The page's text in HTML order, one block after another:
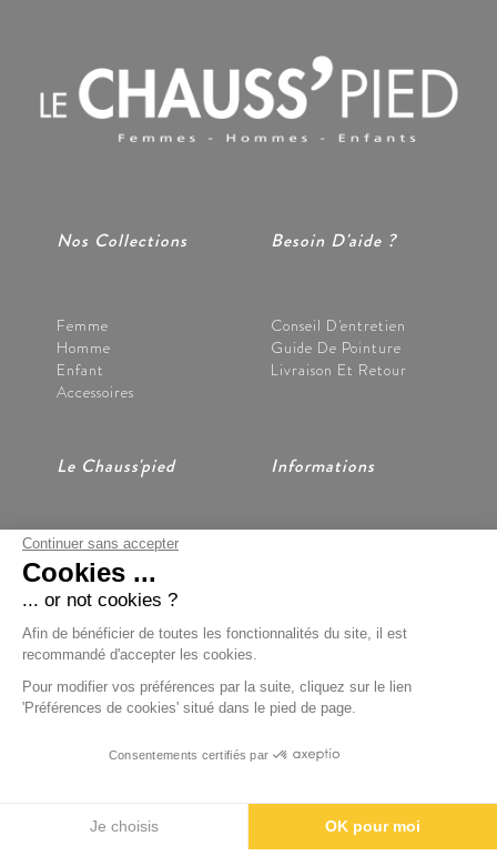
Nos Collections
Femme
Homme
Enfant
Accessoires
Besoin D'aide ?
Conseil D'entretien
Guide De Pointure
Livraison Et Retour
Le Chauss'pied
Nos Magasins
Notre Histoire
Nous Contacter
Informations
BOONDOOA
Continuer sans accepter
Cookies ...
... or not cookies ?
Afin de bénéficier de toutes les fonctionnalités du site, il est
recommandé d'accepter les cookies.
Pour modifier vos préférences par la suite, cliquez sur le lien
'Préférences de cookies' situé dans le pied de page.
Consentements certifiés par
Je choisis
OK pour moi